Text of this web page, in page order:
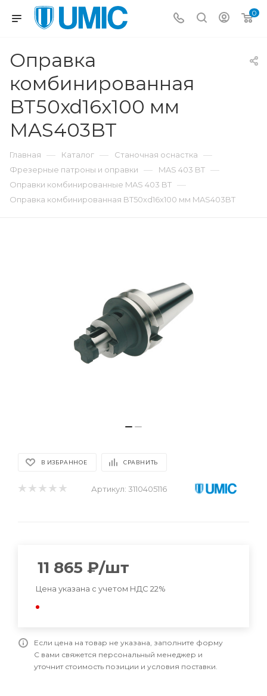
0
Оправка
комбинированная
BT50xd16x100 мм
MAS403BT
Главная — Каталог — Станочная оснастка —
Фрезерные патроны и оправки — MAS 403 BT —
Оправки комбинированные MAS 403 BT —
Оправка комбинированная BT50xd16x100 мм MAS403BT
В ИЗБРАННОЕ СРАВНИТЬ
Артикул: 3110405116
11 865 ₽/шт
Цена указана с учетом НДС 22%
Если цена на товар не указана, заполните форму
С вами свяжется персональный менеджер и
уточнит стоимость позиции и условия поставки.